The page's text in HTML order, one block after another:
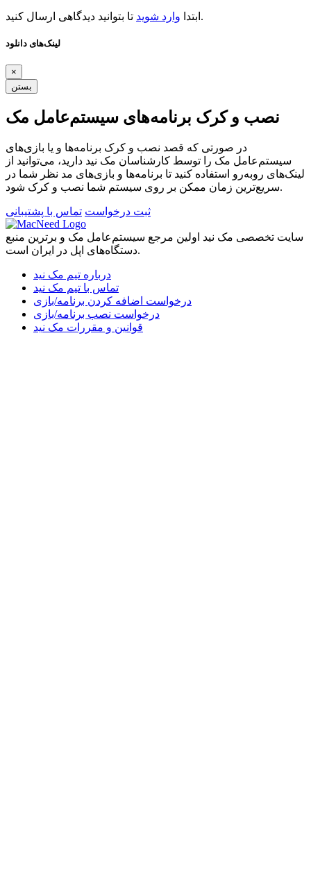
ابتدا وارد شوید تا بتوانید دیدگاهی ارسال کنید.
لینک‌های دانلود
×
بستن
نصب و کرک برنامه‌های سیستم‌عامل مک
در صورتی که قصد نصب و کرک برنامه‌ها و یا بازی‌های
سیستم‌عامل مک را توسط کارشناسان مک نید دارید، می‌توانید از
لینک‌های رو‌به‌رو استفاده کنید تا برنامه‌ها و بازی‌های مد نظر شما در
سریع‌ترین زمان ممکن بر روی سیستم شما نصب و کرک شود.
ثبت درخواست تماس با پشتیبانی
سایت تخصصی مک نید اولین مرجع سیستم‌عامل مک و برترین منبع
دستگاه‌های اپل در ایران است.
درباره تیم مک نید
تماس با تیم مک نید
درخواست اضافه کردن برنامه/بازی
درخواست نصب برنامه/بازی
قوانین و مقررات مک نید